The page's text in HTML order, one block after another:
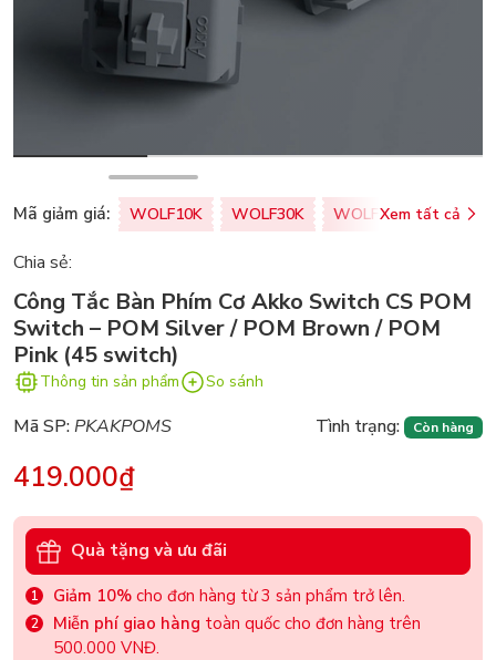
Mã giảm giá: WOLF10K WOLF30K WOLF50KXem tất cả
Chia sẻ:
Công Tắc Bàn Phím Cơ Akko Switch CS POM
Switch – POM Silver / POM Brown / POM
Pink (45 switch)
Thông tin sản phẩm So sánh
Mã SP:PKAKPOMS Tình trạng: Còn hàng
419.000₫
Quà tặng và ưu đãi
Giảm 10% cho đơn hàng từ 3 sản phẩm trở lên.
Miễn phí giao hàng toàn quốc cho đơn hàng trên
500.000 VNĐ.